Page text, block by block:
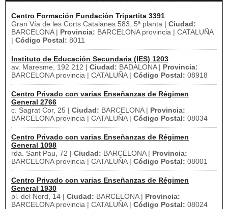
Centro Formación Fundación Tripartita 3391
Gran Vía de les Corts Catalanes 583, 5ª planta | Ciudad:
BARCELONA | Provincia: BARCELONA provincia | CATALUÑA
| Código Postal: 8011
Instituto de Educación Secundaria (IES) 1203
av. Maresme, 192 212 | Ciudad: BADALONA | Provincia:
BARCELONA provincia | CATALUÑA | Código Postal: 08918
Centro Privado con varias Enseñanzas de Régimen
General 2766
c. Sagrat Cor, 25 | Ciudad: BARCELONA | Provincia:
BARCELONA provincia | CATALUÑA | Código Postal: 08034
Centro Privado con varias Enseñanzas de Régimen
General 1098
rda. Sant Pau, 72 | Ciudad: BARCELONA | Provincia:
BARCELONA provincia | CATALUÑA | Código Postal: 08001
Centro Privado con varias Enseñanzas de Régimen
General 1930
pl. del Nord, 14 | Ciudad: BARCELONA | Provincia:
BARCELONA provincia | CATALUÑA | Código Postal: 08024